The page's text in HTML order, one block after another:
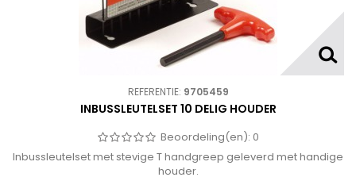
REFERENTIE: 9705459
INBUSSLEUTELSET 10 DELIG HOUDER
Beoordeling(en): 0
Inbussleutelset met stevige T handgreep geleverd met handige
houder.